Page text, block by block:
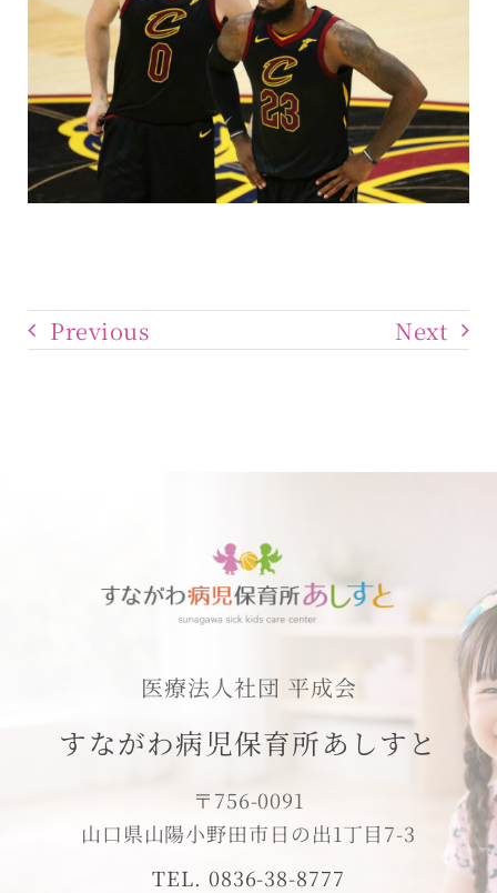
Previous Next
医療法人社団 平成会
すながわ病児保育所あしすと
〒756-0091
山口県山陽小野田市日の出1丁目7-3
TEL. 0836-38-8777